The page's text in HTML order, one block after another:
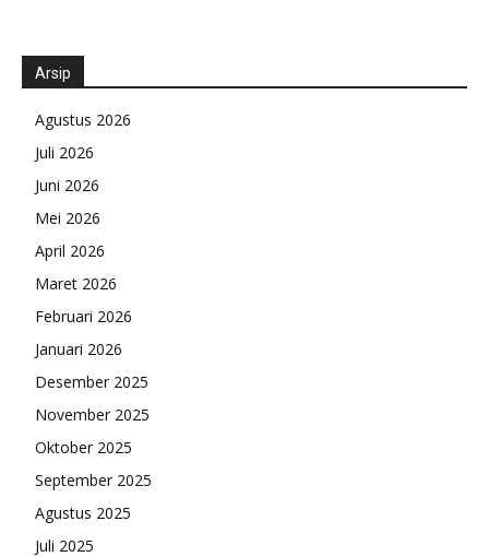
Arsip
Agustus 2026
Juli 2026
Juni 2026
Mei 2026
April 2026
Maret 2026
Februari 2026
Januari 2026
Desember 2025
November 2025
Oktober 2025
September 2025
Agustus 2025
Juli 2025